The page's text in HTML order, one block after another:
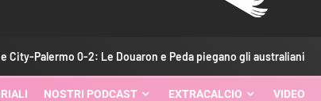
Douaron e Peda piegano gli australiani
NOSTRI PODCAST EXTRACALCIO VIDEO